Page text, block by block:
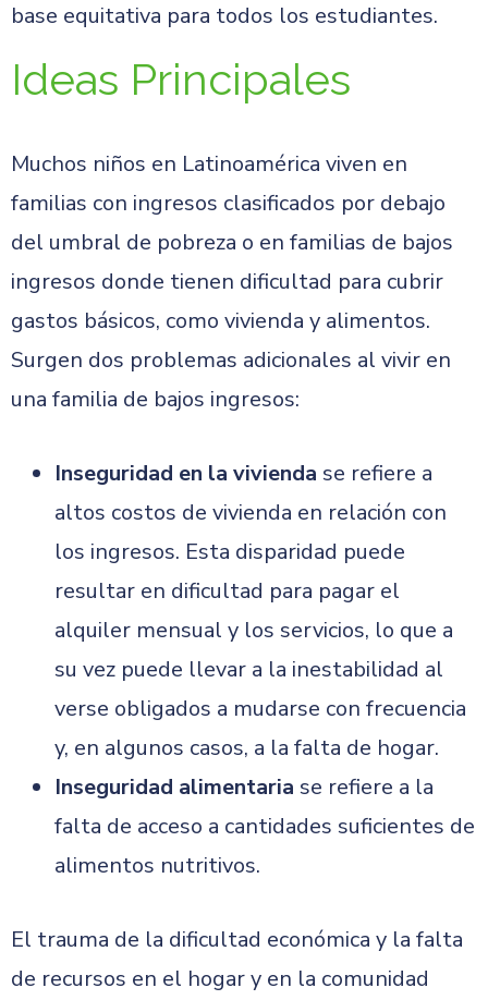
base equitativa para todos los estudiantes.
Ideas Principales
Muchos niños en Latinoamérica viven en
familias con ingresos clasificados por debajo
del umbral de pobreza o en familias de bajos
ingresos donde tienen dificultad para cubrir
gastos básicos, como vivienda y alimentos.
Surgen dos problemas adicionales al vivir en
una familia de bajos ingresos:
Inseguridad en la vivienda se refiere a
altos costos de vivienda en relación con
los ingresos. Esta disparidad puede
resultar en dificultad para pagar el
alquiler mensual y los servicios, lo que a
su vez puede llevar a la inestabilidad al
verse obligados a mudarse con frecuencia
y, en algunos casos, a la falta de hogar.
Inseguridad alimentaria se refiere a la
falta de acceso a cantidades suficientes de
alimentos nutritivos.
El trauma de la dificultad económica y la falta
de recursos en el hogar y en la comunidad